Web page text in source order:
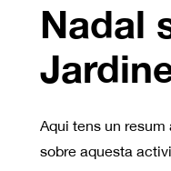
Nadal
Aqui tens un
sobre aquesta